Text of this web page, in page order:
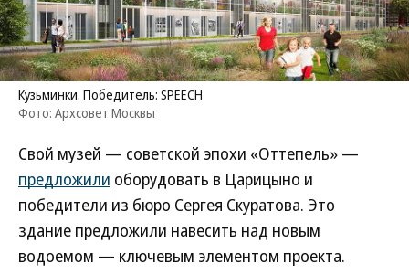
Кузьминки. Победитель: SPEECH
Фото: Архсовет Москвы
Свой музей — советской эпохи «Оттепель» —
предложили оборудовать в Царицыно и
победители из бюро Сергея Скуратова. Это
здание предложили навесить над новым
водоемом — ключевым элементом проекта.